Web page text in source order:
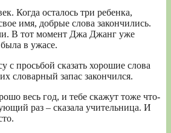
Когда осталось три ребенка,
имя, добрые слова закончились.
В тот момент Джа Джанг уже
в ужасе.
с просьбой сказать хорошие слова
словарный запас закончился.
весь год, и тебе скажут тоже что-
раз – сказала учительница. И